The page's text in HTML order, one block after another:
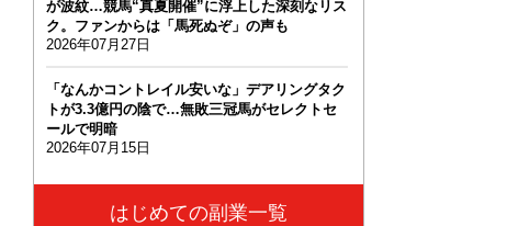
が波紋…競馬“真夏開催”に浮上した深刻なリス
ク。ファンからは「馬死ぬぞ」の声も
2026年07月27日
「なんかコントレイル安いな」デアリングタク
トが3.3億円の陰で…無敗三冠馬がセレクトセ
ールで明暗
2026年07月15日
はじめての副業一覧